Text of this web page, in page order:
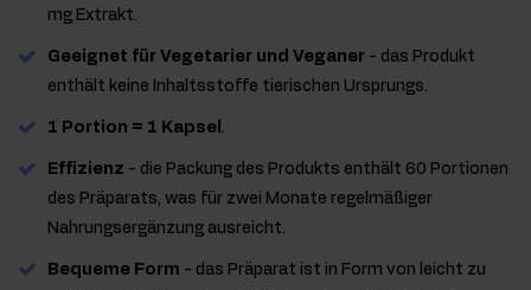
mg Extrakt.
Geeignet für Vegetarier und Veganer - das Produkt
enthält keine Inhaltsstoffe tierischen Ursprungs.
1 Portion = 1 Kapsel .
Effizienz - die Packung des Produkts enthält 60 Portionen
des Präparats, was für zwei Monate regelmäßiger
Nahrungsergänzung ausreicht.
Bequeme Form - das Präparat ist in Form von leicht zu